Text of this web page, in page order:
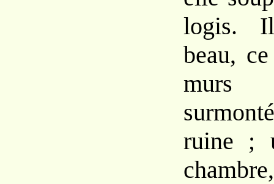
logis.
beau,
murs
ruine ;